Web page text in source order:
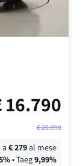
16.790
€20.990
a€279al mese
%• Taeg9,99%